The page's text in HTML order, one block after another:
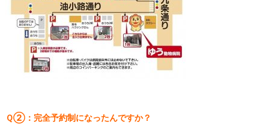
Ｑ②：完全予約制になったんですか？